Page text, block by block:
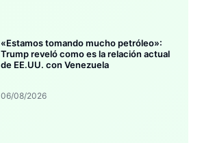
«Estamos tomando mucho petróleo»:
Trump reveló como es la relación actual
de EE.UU. con Venezuela
06/08/2026